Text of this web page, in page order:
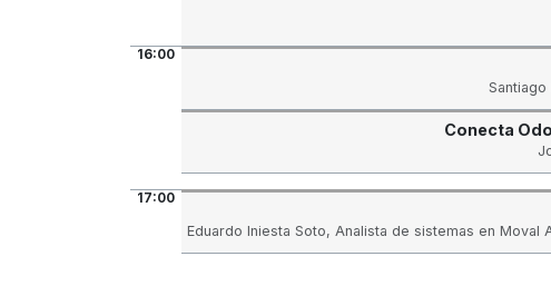
16:00
Conecta
17:00
Eduardo Iniesta Soto, Analista de sistemas en